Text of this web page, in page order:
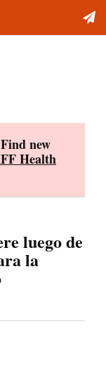
new
Health
luego de
la